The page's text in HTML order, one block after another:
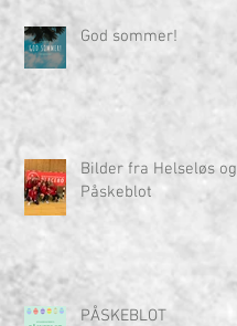
God sommer!
Bilder fra Helseløs og
Påskeblot
PÅSKEBLOT